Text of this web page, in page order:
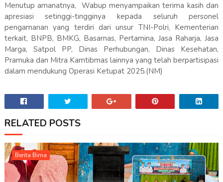
Menutup amanatnya, Wabup menyampaikan terima kasih dan
apresiasi setinggi-tingginya kepada seluruh personel
pengamanan yang terdiri dari unsur TNI-Polri, Kementerian
terkait, BNPB, BMKG, Basarnas, Pertamina, Jasa Raharja, Jasa
Marga, Satpol PP, Dinas Perhubungan, Dinas Kesehatan,
Pramuka dan Mitra Kamtibmas lainnya yang telah berpartisipasi
dalam mendukung Operasi Ketupat 2025.(NM)
RELATED POSTS
Berita Bima